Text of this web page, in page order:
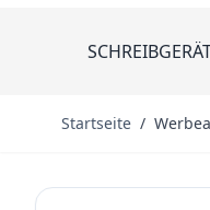
Startseite /